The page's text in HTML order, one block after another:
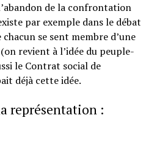
de la confrontation
par exemple dans le débat
se sent membre d’une
revient à l’idée du peuple-
le Contrat social de
déjà cette idée.
représentation :